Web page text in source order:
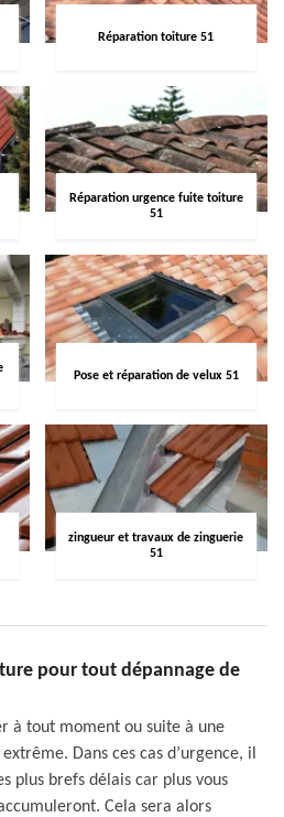
Réparation toiture 51
Réparation urgence fuite toiture
51
Pose et réparation de velux 51
zingueur et travaux de zinguerie
51
pour tout dépannage de
à tout moment ou suite à une
Dans ces cas d’urgence, il
plus brefs délais car plus vous
Cela sera alors